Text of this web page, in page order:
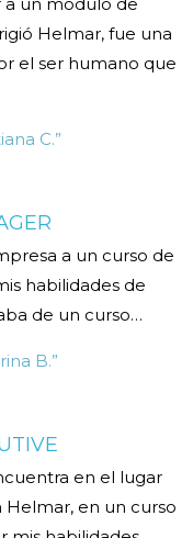
Helmar, fue una
el ser humano que
C.”
a un curso de
habilidades de
de un curso…
B.”
en el lugar
en un curso